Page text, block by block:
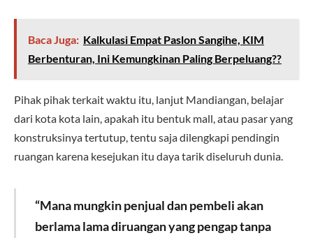
Baca Juga: Kalkulasi Empat Paslon Sangihe, KIM
Berbenturan, Ini Kemungkinan Paling Berpeluang??
Pihak pihak terkait waktu itu, lanjut Mandiangan, belajar
dari kota kota lain, apakah itu bentuk mall, atau pasar yang
konstruksinya tertutup, tentu saja dilengkapi pendingin
ruangan karena kesejukan itu daya tarik diseluruh dunia.
“Mana mungkin penjual dan pembeli akan
berlama lama diruangan yang pengap tanpa